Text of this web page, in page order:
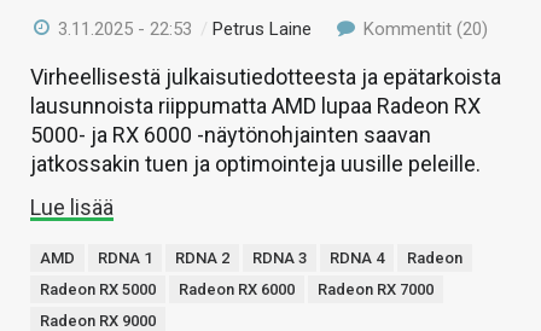
3.11.2025 - 22:53 /Petrus Laine Kommentit (20)
Virheellisestä julkaisutiedotteesta ja epätarkoista
lausunnoista riippumatta AMD lupaa Radeon RX
5000- ja RX 6000 -näytönohjainten saavan
jatkossakin tuen ja optimointeja uusille peleille.
Lue lisää
AMD RDNA 1 RDNA 2 RDNA 3 RDNA 4
Radeon
Radeon RX 5000
Radeon RX 6000
Radeon RX 7000
Radeon RX 9000